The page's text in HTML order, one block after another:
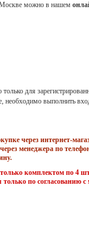
можно в нашем
для
необходимо выполнить
через интернет-
менеджера по
комплектом по 4
только по согласованию